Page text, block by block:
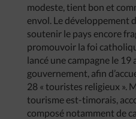
modeste, tient bon et
envol. Le développement
soutenir le pays encore
promouvoir la foi
lancé une campagne le 19
gouvernement, afin
28 « touristes religieux ».
tourisme est-timorais,
composé notamment de